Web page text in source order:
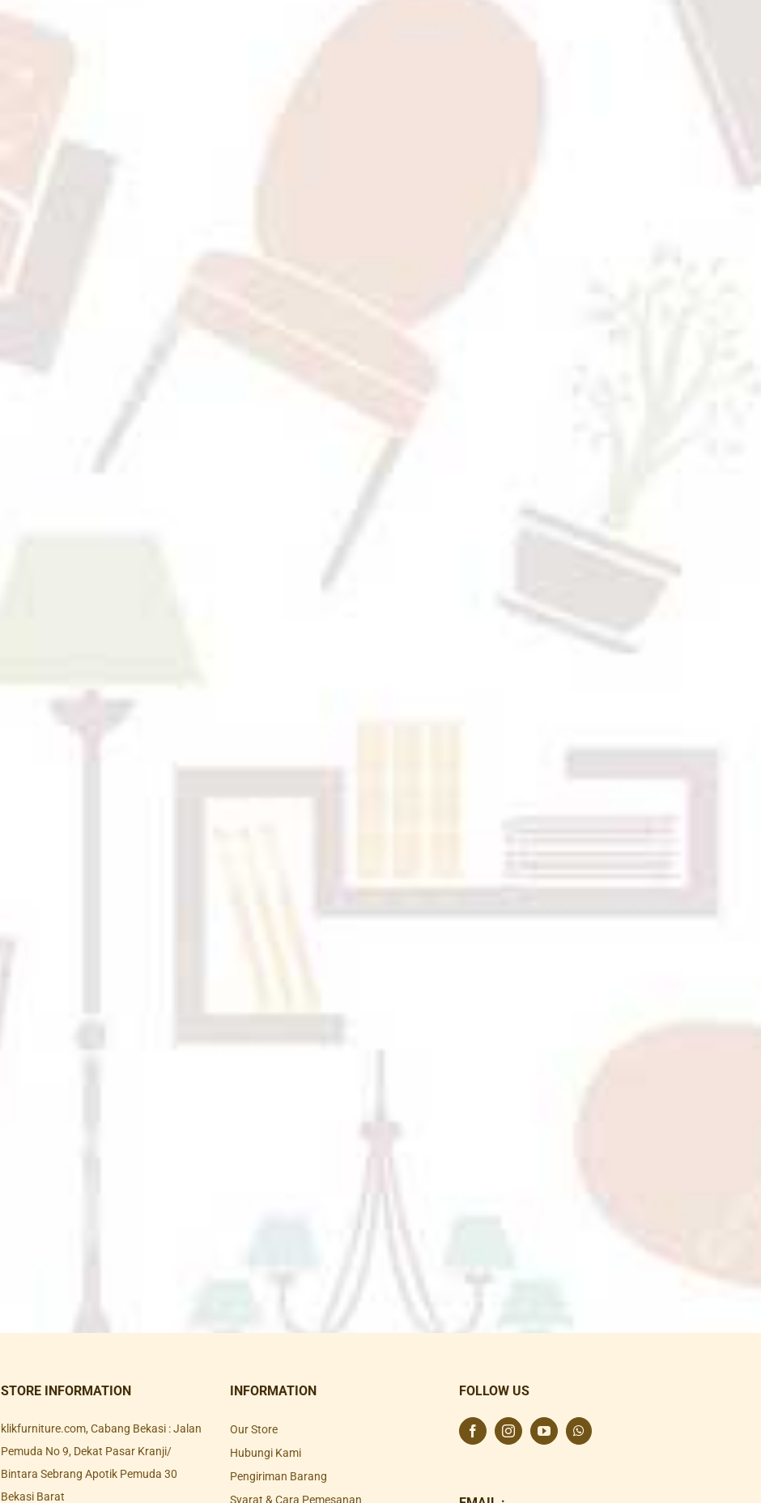
STORE INFORMATION
klikfurniture.com, Cabang Bekasi : Jalan
Pemuda No 9, Dekat Pasar Kranji/
Bintara Sebrang Apotik Pemuda 30
Bekasi Barat
INFORMATION
Our Store
Hubungi Kami
Pengiriman Barang
Syarat & Cara Pemesanan
FOLLOW US